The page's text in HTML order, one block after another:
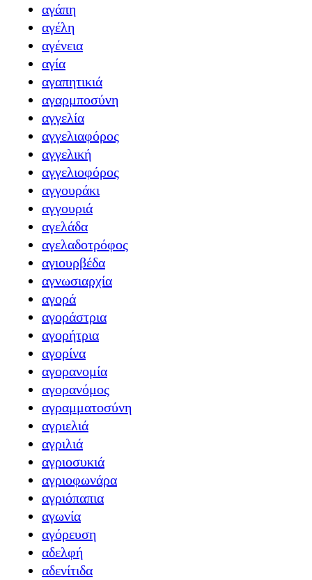
αγάπη
αγέλη
αγένεια
αγία
αγαπητικιά
αγαρμποσύνη
αγγελία
αγγελιαφόρος
αγγελική
αγγελιοφόρος
αγγουράκι
αγγουριά
αγελάδα
αγελαδοτρόφος
αγιουρβέδα
αγνωσιαρχία
αγορά
αγοράστρια
αγορήτρια
αγορίνα
αγορανομία
αγορανόμος
αγραμματοσύνη
αγριελιά
αγριλιά
αγριοσυκιά
αγριοφωνάρα
αγριόπαπια
αγωνία
αγόρευση
αδελφή
αδενίτιδα